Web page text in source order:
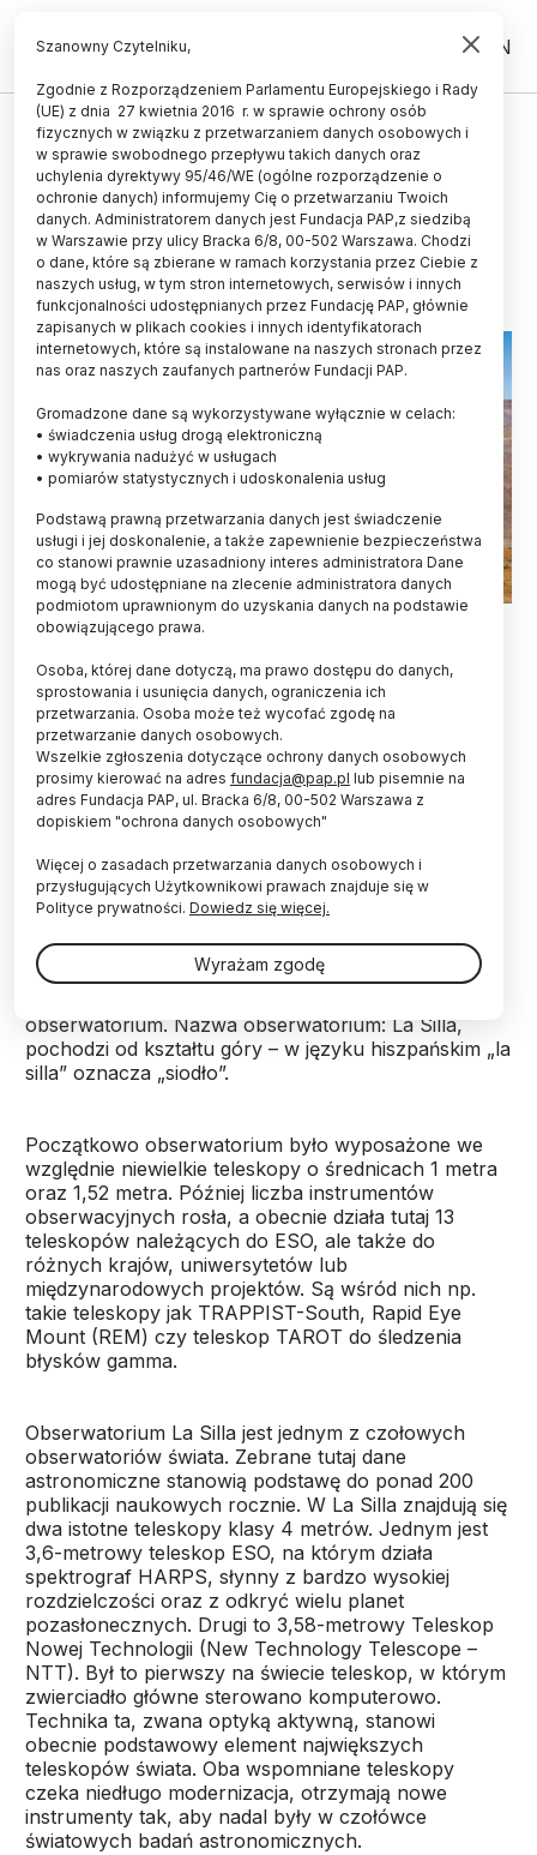
PL EN
ŚWIAT
Obserwatorium La Silla skończyło
50 lat
31.03.2019
aktualizacja: 31.03.2019
3 minuty czytania
Widok na Obseratorium La Silla z podnóża góry. Źródło:
ESO/José Francisco Salgado (josefrancisco.org).
Europejskie Obserwatorium Południowe (ESO)
świętuje 50-lecie pierwszego swojego
obserwatorium założonego w Chile, na obrzeżach
pustyni Atakama. Co ciekawe, na początku lipca
przez teren obserwatorium przebiegnie pas
całkowitego zaćmienia Słońca.
Budowa obserwatorium astronomicznego na
szczycie chilijskiej góry Cinchado-North rozpoczęła
padł na to miejsce ze względu na dostępność
lokalizacji, suchy klimat i świetne warunki
obserwatorium. Nazwa obserwatorium: La Silla,
pochodzi od kształtu góry – w języku hiszpańskim „la
silla” oznacza „siodło”.
Początkowo obserwatorium było wyposażone we
względnie niewielkie teleskopy o średnicach 1 metra
oraz 1,52 metra. Później liczba instrumentów
obserwacyjnych rosła, a obecnie działa tutaj 13
teleskopów należących do ESO, ale także do
różnych krajów, uniwersytetów lub
międzynarodowych projektów. Są wśród nich np.
takie teleskopy jak TRAPPIST-South, Rapid Eye
Mount (REM) czy teleskop TAROT do śledzenia
błysków gamma.
Obserwatorium La Silla jest jednym z czołowych
obserwatoriów świata. Zebrane tutaj dane
astronomiczne stanowią podstawę do ponad 200
publikacji naukowych rocznie. W La Silla znajdują się
dwa istotne teleskopy klasy 4 metrów. Jednym jest
3,6-metrowy teleskop ESO, na którym działa
spektrograf HARPS, słynny z bardzo wysokiej
rozdzielczości oraz z odkryć wielu planet
pozasłonecznych. Drugi to 3,58-metrowy Teleskop
Nowej Technologii (New Technology Telescope –
NTT). Był to pierwszy na świecie teleskop, w którym
zwierciadło główne sterowano komputerowo.
Technika ta, zwana optyką aktywną, stanowi
obecnie podstawowy element największych
teleskopów świata. Oba wspomniane teleskopy
czeka niedługo modernizacja, otrzymają nowe
instrumenty tak, aby nadal były w czołówce
światowych badań astronomicznych.
Szanowny Czytelniku,
Zgodnie z Rozporządzeniem Parlamentu Europejskiego i Rady
(UE) z dnia 27 kwietnia 2016 r. w sprawie ochrony osób
fizycznych w związku z przetwarzaniem danych osobowych i
w sprawie swobodnego przepływu takich danych oraz
uchylenia dyrektywy 95/46/WE (ogólne rozporządzenie o
ochronie danych) informujemy Cię o przetwarzaniu Twoich
danych. Administratorem danych jest Fundacja PAP,z siedzibą
w Warszawie przy ulicy Bracka 6/8, 00-502 Warszawa. Chodzi
o dane, które są zbierane w ramach korzystania przez Ciebie z
naszych usług, w tym stron internetowych, serwisów i innych
funkcjonalności udostępnianych przez Fundację PAP, głównie
zapisanych w plikach cookies i innych identyfikatorach
internetowych, które są instalowane na naszych stronach przez
nas oraz naszych zaufanych partnerów Fundacji PAP.
Gromadzone dane są wykorzystywane wyłącznie w celach:
• świadczenia usług drogą elektroniczną
• wykrywania nadużyć w usługach
• pomiarów statystycznych i udoskonalenia usług
Podstawą prawną przetwarzania danych jest świadczenie
usługi i jej doskonalenie, a także zapewnienie bezpieczeństwa
co stanowi prawnie uzasadniony interes administratora Dane
mogą być udostępniane na zlecenie administratora danych
podmiotom uprawnionym do uzyskania danych na podstawie
obowiązującego prawa.
Osoba, której dane dotyczą, ma prawo dostępu do danych,
sprostowania i usunięcia danych, ograniczenia ich
przetwarzania. Osoba może też wycofać zgodę na
przetwarzanie danych osobowych.
Wszelkie zgłoszenia dotyczące ochrony danych osobowych
prosimy kierować na adres fundacja@pap.pl lub pisemnie na
adres Fundacja PAP, ul. Bracka 6/8, 00-502 Warszawa z
dopiskiem "ochrona danych osobowych"
Więcej o zasadach przetwarzania danych osobowych i
przysługujących Użytkownikowi prawach znajduje się w
Polityce prywatności. Dowiedz się więcej.
Wyrażam zgodę